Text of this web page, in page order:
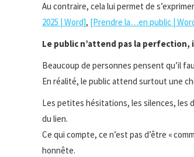
Au contraire, cela lui permet de s’exprimer
2025 | Word], [Prendre la…en public |
Le public n’attend pas la
Beaucoup de personnes pensent qu’il
En réalité, le public attend surtout une
Les petites hésitations, les silences, les
du lien.
Ce qui compte, ce n’est pas d’être «
honnête.